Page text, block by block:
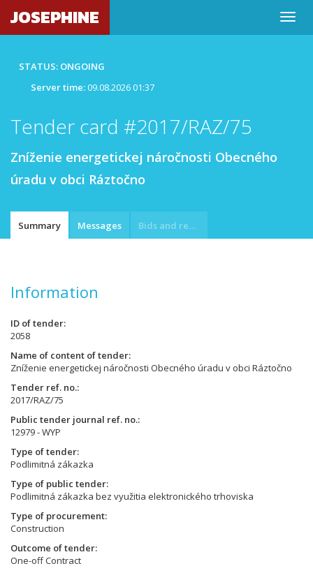
JOSEPHINE
STATUS: ONGOING
Server time:09.08.2026 01:37
Tender card #2017/RAZ/75
Zníženie energetickej náročnosti Obecného
úradu v obci Ráztočno
Summary Messages Bids and requests
Information
ID of tender
2058
Name of content of tender
Zníženie energetickej náročnosti Obecného úradu v obci Ráztočno
Tender ref. no.
2017/RAZ/75
Public tender journal ref. no.
12979 - WYP
Type of tender
Podlimitná zákazka
Type of public tender
Podlimitná zákazka bez využitia elektronického trhoviska
Type of procurement
Construction
Outcome of tender
One-off Contract